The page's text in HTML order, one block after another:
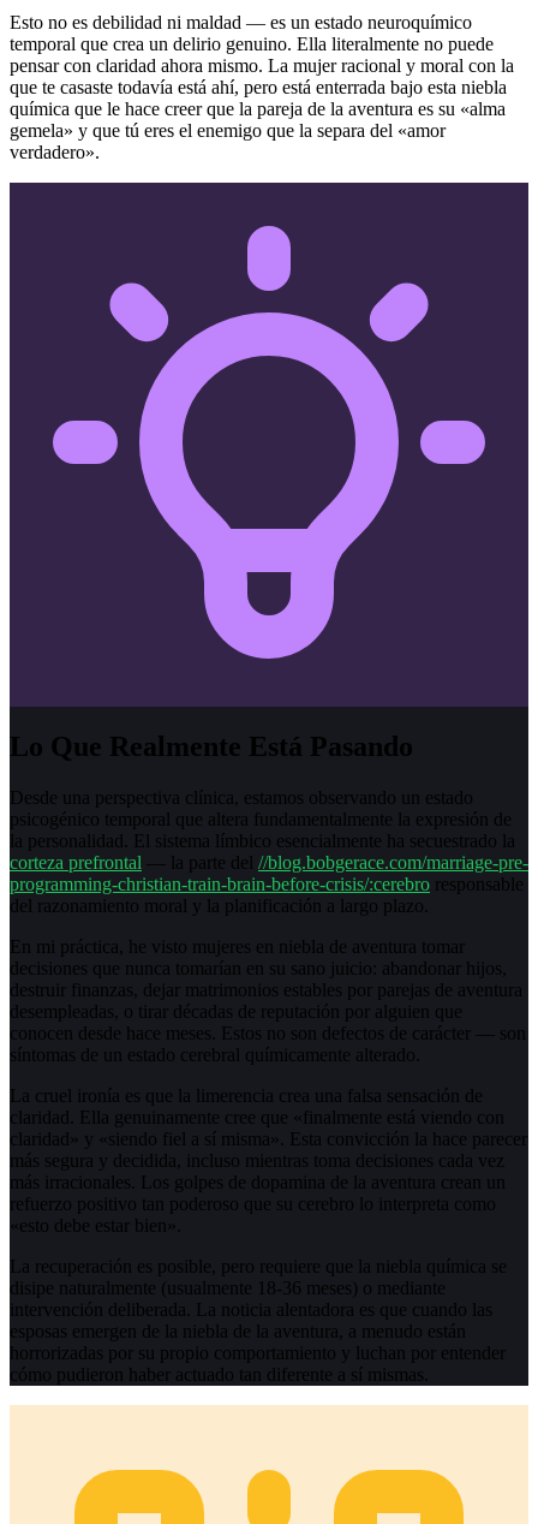
Esto no es debilidad ni maldad — es un estado neuroquímico
temporal que crea un delirio genuino. Ella literalmente no puede
pensar con claridad ahora mismo. La mujer racional y moral con la
que te casaste todavía está ahí, pero está enterrada bajo esta niebla
química que le hace creer que la pareja de la aventura es su «alma
gemela» y que tú eres el enemigo que la separa del «amor
verdadero».
Lo Que Realmente Está Pasando
Desde una perspectiva clínica, estamos observando un estado
psicogénico temporal que altera fundamentalmente la expresión de
la personalidad. El sistema límbico esencialmente ha secuestrado la
corteza prefrontal — la parte del //blog.bobgerace.com/marriage-pre-
programming-christian-train-brain-before-crisis/:cerebro responsable
del razonamiento moral y la planificación a largo plazo.
En mi práctica, he visto mujeres en niebla de aventura tomar
decisiones que nunca tomarían en su sano juicio: abandonar hijos,
destruir finanzas, dejar matrimonios estables por parejas de aventura
desempleadas, o tirar décadas de reputación por alguien que
conocen desde hace meses. Estos no son defectos de carácter — son
síntomas de un estado cerebral químicamente alterado.
La cruel ironía es que la limerencia crea una falsa sensación de
claridad. Ella genuinamente cree que «finalmente está viendo con
claridad» y «siendo fiel a sí misma». Esta convicción la hace parecer
más segura y decidida, incluso mientras toma decisiones cada vez
más irracionales. Los golpes de dopamina de la aventura crean un
refuerzo positivo tan poderoso que su cerebro lo interpreta como
«esto debe estar bien».
La recuperación es posible, pero requiere que la niebla química se
disipe naturalmente (usualmente 18-36 meses) o mediante
intervención deliberada. La noticia alentadora es que cuando las
esposas emergen de la niebla de la aventura, a menudo están
horrorizadas por su propio comportamiento y luchan por entender
cómo pudieron haber actuado tan diferente a sí mismas.